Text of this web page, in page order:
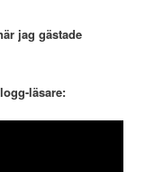
jag gästade
läsare: